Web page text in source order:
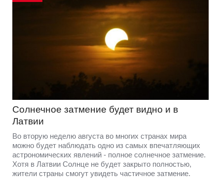
Солнечное затмение будет видно и в
Латвии
Во вторую неделю августа во многих странах мира
можно будет наблюдать одно из самых впечатляющих
астрономических явлений - полное солнечное затмение.
Хотя в Латвии Солнце не будет закрыто полностью,
жители страны смогут увидеть частичное затмение.